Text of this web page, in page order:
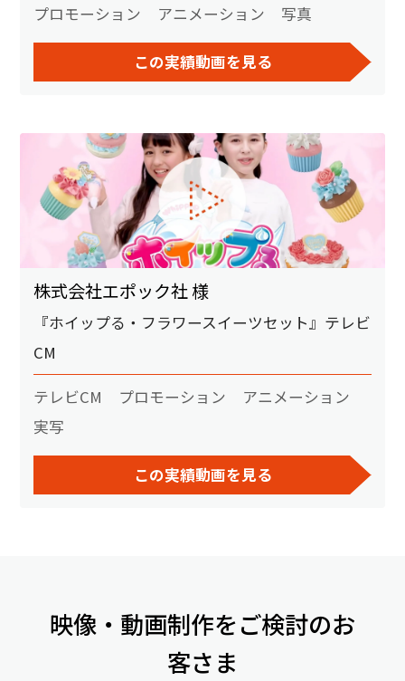
プロモーション アニメーション 写真
この実績動画を見る
株式会社エポック社 様
『ホイップる・フラワースイーツセット』テレビ
CM
テレビCM プロモーション
アニメーション
実写
この実績動画を見る
映像・動画制作をご検討のお
客さま